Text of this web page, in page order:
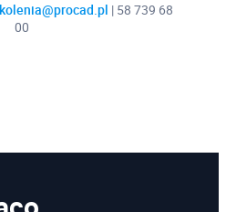
| 58 739 68
00
III